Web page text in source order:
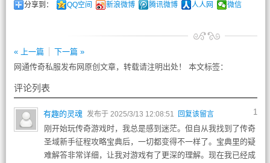
分享到： QQ空间 新浪微博 腾讯微博 人人网 微信
« 上一篇
下一篇 »
网通传奇私服发布网原创文章，转载请注明出处！ 本文标签：
评论列表
1
有趣的灵魂 发布于 2025/3/13 12:08:51 回复该留言
刚开始玩传奇游戏时，我总是感到迷茫。但自从我找到了传奇
圣域新手征程攻略宝典后，一切都变得不一样了。宝典里的疑
难解答非常详细，让我对游戏有了更深的理解。现在我已经成